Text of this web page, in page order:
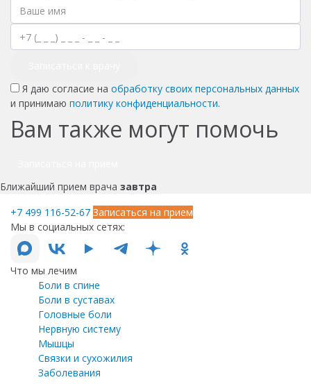
Я даю согласие на обработку своих персональных данных
и принимаю политику конфиденциальности.
Вам также могут помочь
Ближайший прием врача завтра
+7 499 116-52-67 Записаться на прием
Мы в социальных сетях:
Что мы лечим
Боли в спине
Боли в суставах
Головные боли
Нервную систему
Мышцы
Связки и сухожилия
Заболевания